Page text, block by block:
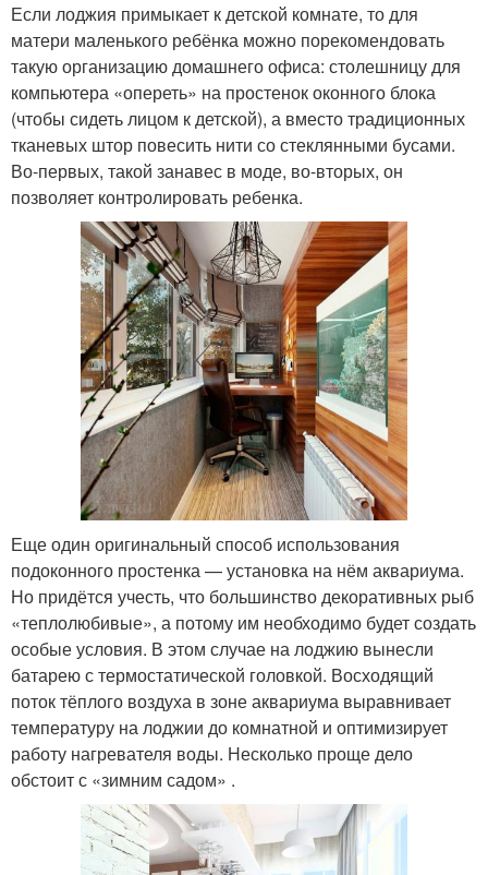
Если лоджия примыкает к детской комнате, то для
матери маленького ребёнка можно порекомендовать
такую организацию домашнего офиса: столешницу для
компьютера «опереть» на простенок оконного блока
(чтобы сидеть лицом к детской), а вместо традиционных
тканевых штор повесить нити со стеклянными бусами.
Во-первых, такой занавес в моде, во-вторых, он
позволяет контролировать ребенка.
Еще один оригинальный способ использования
подоконного простенка — установка на нём аквариума.
Но придётся учесть, что большинство декоративных рыб
«теплолюбивые», а потому им необходимо будет создать
особые условия. В этом случае на лоджию вынесли
батарею с термостатической головкой. Восходящий
поток тёплого воздуха в зоне аквариума выравнивает
температуру на лоджии до комнатной и оптимизирует
работу нагревателя воды. Несколько проще дело
обстоит с «зимним садом» .